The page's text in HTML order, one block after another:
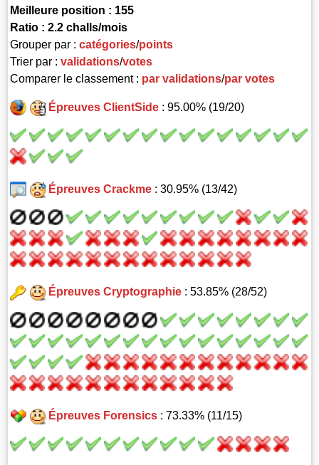
Meilleure position : 155
Ratio : 2.2 challs/mois
Grouper par :catégories/points
Trier par :validations/votes
Comparer le classement : par validations/par votes
Épreuves ClientSide: 95.00% (19/20)
Épreuves Crackme: 30.95% (13/42)
Épreuves Cryptographie: 53.85% (28/52)
Épreuves Forensics: 73.33% (11/15)